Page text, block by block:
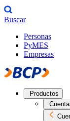
Buscar
Personas
PyMES
Empresas
Productos